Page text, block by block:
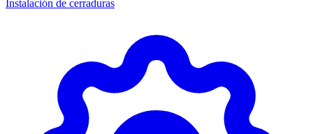
Instalación de cerraduras